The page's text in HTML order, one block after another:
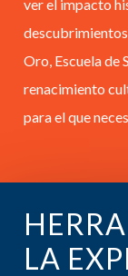
ver el impacto
descubrimientos
Oro, Escuela de
renacimiento
para el que
LA